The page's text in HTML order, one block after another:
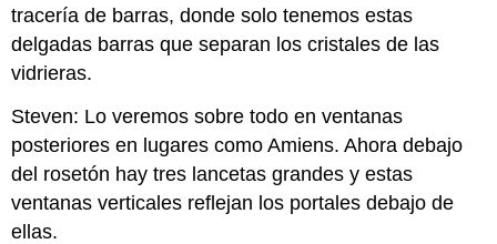
tracería de barras, donde solo tenemos estas
delgadas barras que separan los cristales de las
vidrieras.
Steven: Lo veremos sobre todo en ventanas
posteriores en lugares como Amiens. Ahora debajo
del rosetón hay tres lancetas grandes y estas
ventanas verticales reflejan los portales debajo de
ellas.